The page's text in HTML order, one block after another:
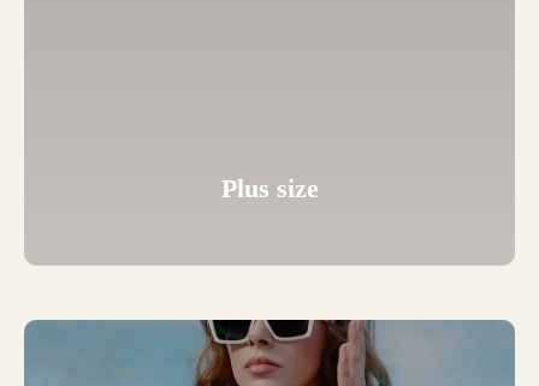
Plus size